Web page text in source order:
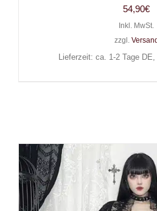
54,90€
Inkl. MwSt.
zzgl. Versand
Lieferzeit: ca. 1-2 Tage